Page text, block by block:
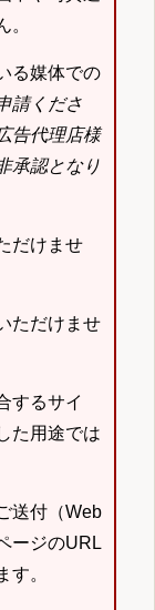
。
る媒体での
請くださ
告代理店様
承認となり
だけませ
ただけませ
するサイ
た用途では
送付（Web
ージのURL
す。